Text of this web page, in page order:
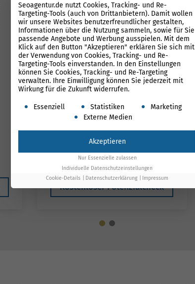
✓ Wettbewerbs-Überwachung
✓ Automatisiertes Reporting
✓ Quartals Jour fixe Termine
1.100 €699 €*
*gilt bis Ende August
Kostenloser Potenzialcheck
Seoagentur.de nutzt Cookies, Tracking- und Re-
Targeting-Tools (auch von Drittanbietern). Damit wollen
wir unsere Websites benutzerfreundlicher gestalten,
Informationen über die Nutzung sammeln, sowie für Sie
passende Angebote und Werbung ausspielen. Mit dem
Klick auf den Button "Akzeptieren" erklären Sie sich mit
der Verwendung von Cookies, Tracking- und Re-
Targeting-Tools einverstanden. In den Einstellungen
können Sie Cookies, Tracking- und Re-Targeting
verwalten. Ihre Einwilligung können Sie jederzeit mit
Wirkung für die Zukunft widerrufen.
Es folgt eine Liste der Service-Gruppen, für
Essenziell Statistiken
Marketing
Externe Medien
Akzeptieren
Nur Essenzielle zulassen
Individuelle Datenschutzeinstellungen
Cookie-Details
Datenschutzerklärung Impressum